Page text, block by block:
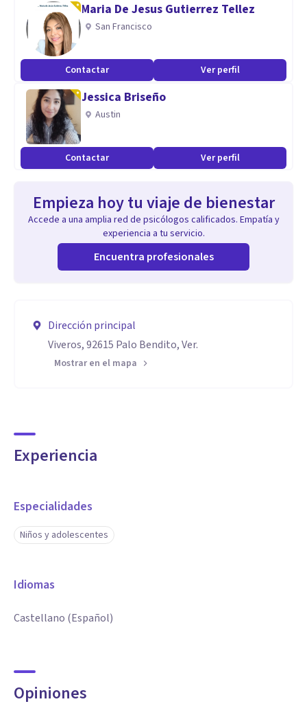
Maria De Jesus Gutierrez Tellez
San Francisco
Contactar Ver perfil
Jessica Briseño
Austin
Contactar Ver perfil
Empieza hoy tu viaje de bienestar
Accede a una amplia red de psicólogos calificados. Empatía y
experiencia a tu servicio.
Encuentra profesionales
Dirección principal
Viveros, 92615 Palo Bendito, Ver.
Mostrar en el mapa
Experiencia
Especialidades
Niños y adolescentes
Idiomas
Castellano (Español)
Opiniones